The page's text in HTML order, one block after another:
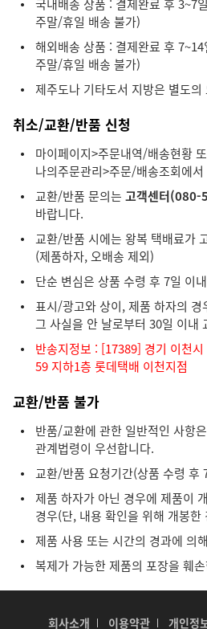
국내배송 상품 : 결제완료 후 3~7
주말/휴일 배송 불가)
해외배송 상품 : 결제완료 후
주말/휴일 배송 불가)
제주도나 기타도서 지방은 별도
취소/교환/반품 신청
마이페이지>주문내역/배송현황
나의주문관리>주문/배송조회에
교환/반품 문의는 고객센터
바랍니다.
교환/반품 시에는 왕복 택배료가
(제품하자, 오배송 제외)
단순 변심은 상품 수령 후 7일 이
표시/광고와 상이, 제품 하자의
그 사실을 안 날로부터 30일 이내
반송지정보 : [17389] 경기 이천
59 지하1층 롯데택배 이천지점
교환/반품 불가
반품/교환에 관한 일반적인 사항
관계법령이 우선합니다.
교환/반품 요청기간(상품 수령 후
제품 하자가 아닌 경우에 제품이
경우(단, 내용 확인을 위해 개봉한
제품 사용 또는 시간의 경과에 의
복제가 가능한 제품의 포장을 훼
회사소개 이용약관 개인정